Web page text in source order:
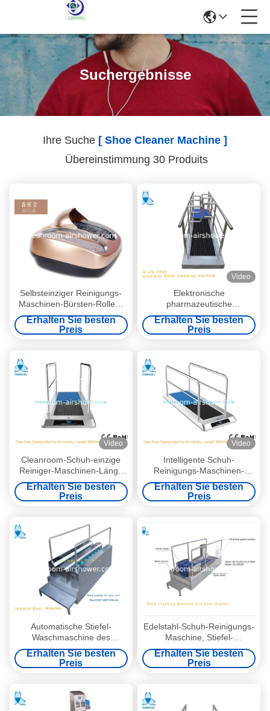
Suchergebnisse
Ihre Suche [ Shoe Cleaner Machine ]
Übereinstimmung 30 Produits
Selbsteinziger Reinigungs-
Maschinen-Bürsten-Rollen-
Schuh-Hauptreiniger für
Werbung/Haus
Erhalten Sie besten
Preis
Video
Elektronische
pharmazeutische
Reinigungs-Schuh-Reiniger-
Maschine, beschuhen
einzigen Reiniger für
Erhalten Sie besten
Preis
Video
Cleanroom-Schuh-einzige
Reiniger-Maschinen-Länge
1M für eine Person 20W
Erhalten Sie besten
Preis
Video
Intelligente Schuh-
Reinigungs-Maschinen-
Länge 2M für viele Leute-
Edelstahl 304
Erhalten Sie besten
Preis
Automatische Stiefel-
Waschmaschine des
Edelstahl-304 und Schuh-
Reiniger für
Nahrungsmittelfabrik
Erhalten Sie besten
Preis
Edelstahl-Schuh-Reinigungs-
Maschine, Stiefel-
Waschmaschine für
Nahrungsmittelfabrik
Erhalten Sie besten
Preis